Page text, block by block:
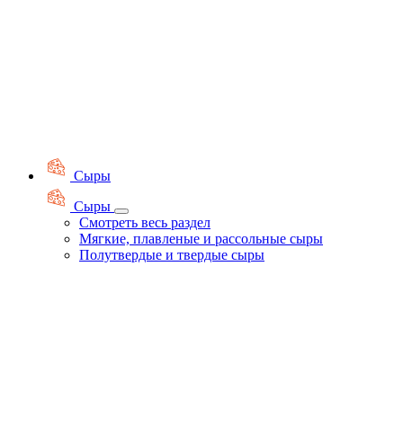
Сыры
Сыры
Смотреть весь раздел
Мягкие, плавленые и рассольные сыры
Полутвердые и твердые сыры